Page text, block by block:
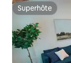
Superhôte
Superhôte